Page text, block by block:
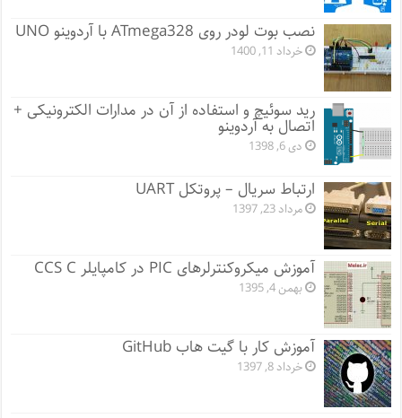
نصب بوت لودر روی ATmega328 با آردوینو UNO
خرداد 11, 1400
رید سوئیچ‌ و استفاده از آن در مدارات الکترونیکی +
اتصال به آردوینو
دی 6, 1398
ارتباط سریال – پروتکل UART
مرداد 23, 1397
آموزش میکروکنترلرهای PIC در کامپایلر CCS C
بهمن 4, 1395
آموزش کار با گیت هاب GitHub
خرداد 8, 1397